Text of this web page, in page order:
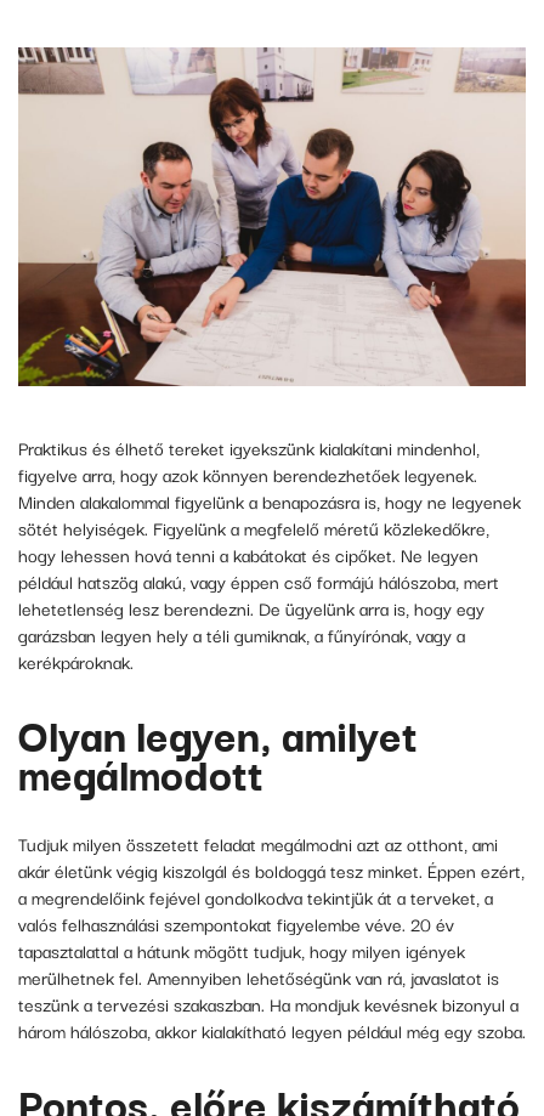
Praktikus és élhető tereket igyekszünk kialakítani mindenhol,
figyelve arra, hogy azok könnyen berendezhetőek legyenek.
Minden alakalommal figyelünk a benapozásra is, hogy ne legyenek
sötét helyiségek. Figyelünk a megfelelő méretű közlekedőkre,
hogy lehessen hová tenni a kabátokat és cipőket. Ne legyen
például hatszög alakú, vagy éppen cső formájú hálószoba, mert
lehetetlenség lesz berendezni. De ügyelünk arra is, hogy egy
garázsban legyen hely a téli gumiknak, a fűnyírónak, vagy a
kerékpároknak.
Olyan legyen, amilyet
megálmodott
Tudjuk milyen összetett feladat megálmodni azt az otthont, ami
akár életünk végig kiszolgál és boldoggá tesz minket. Éppen ezért,
a megrendelőink fejével gondolkodva tekintjük át a terveket, a
valós felhasználási szempontokat figyelembe véve. 20 év
tapasztalattal a hátunk mögött tudjuk, hogy milyen igények
merülhetnek fel. Amennyiben lehetőségünk van rá, javaslatot is
teszünk a tervezési szakaszban. Ha mondjuk kevésnek bizonyul a
három hálószoba, akkor kialakítható legyen például még egy szoba.
Pontos, előre kiszámítható